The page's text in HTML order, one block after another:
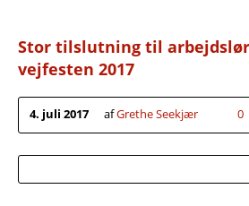
Stor tilslutning til
vejfesten 2017
4. juli 2017 afGrethe Seekjær 0